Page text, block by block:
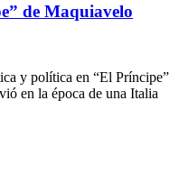
de Maquiavelo
y política en “El Príncipe”
en la época de una Italia